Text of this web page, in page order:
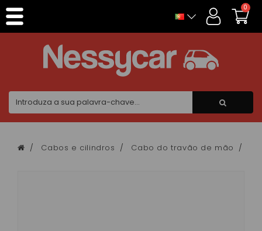
0
Cabos e cilindros Cabo do travão de mão
Painel de Gerenciamento de Cookies